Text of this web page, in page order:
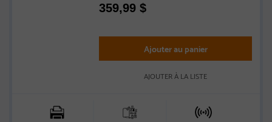
359,99 $
Ajouter au panier
AJOUTER À LA LISTE